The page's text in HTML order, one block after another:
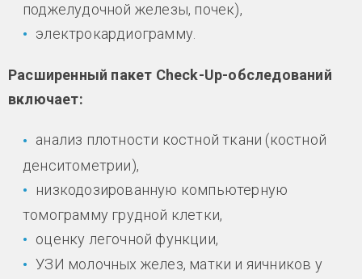
поджелудочной железы, почек),
электрокардиограмму.
Расширенный пакет Check-Up-обследований
включает:
анализ плотности костной ткани (костной
денситометрии),
низкодозированную компьютерную
томограмму грудной клетки,
оценку легочной функции,
УЗИ молочных желез, матки и яичников у